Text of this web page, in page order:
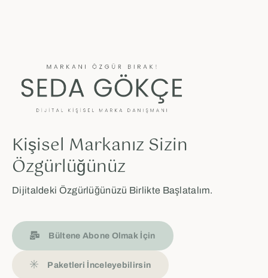
Kişisel Markanız Sizin
Özgürlüğünüz
Dijitaldeki Özgürlüğünüzü Birlikte Başlatalım.
Bültene Abone Olmak İçin
Paketleri İnceleyebilirsin